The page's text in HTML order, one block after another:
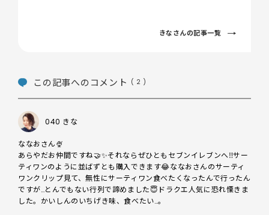
きなさんの記事一覧
この記事へのコメント ( 2 )
040 きな
ななおさん🍨
あらやだお仲間ですね🤝✨️それならぜひともセブンイレブンへ‼️サー
ティワンのように並ばずとも購入できます😂ななおさんのサーティ
ワンクリップ見て、無性にサーティワン食べたくなったんで行ったん
ですが…とんでもない行列で諦めました😇ドラクエ人気に恐れ慄きま
した。かいしんのいちげき味、食べたい…。